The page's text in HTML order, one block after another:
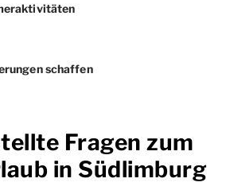
schaffen
Fragen zum
in Südlimburg